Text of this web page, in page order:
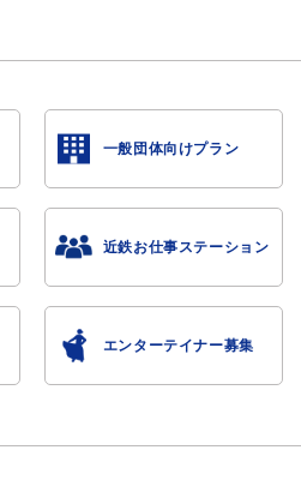
一般団体向けプラン
近鉄お仕事ステーション
エンターテイナー募集